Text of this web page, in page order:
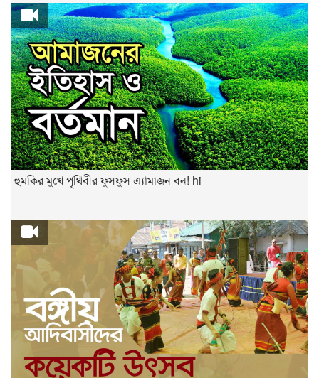
হুমকির মুখে পৃথিবীর ফুসফুস এ্যামাজন বন! hi